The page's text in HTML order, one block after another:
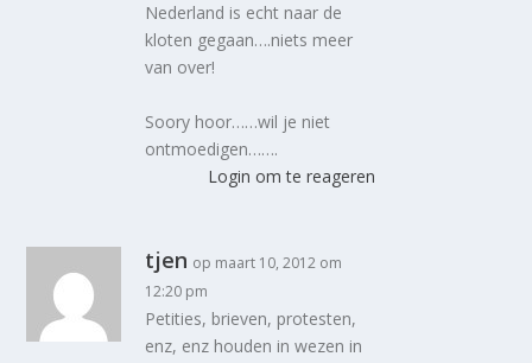
Nederland is echt naar de
kloten gegaan….niets meer
van over!
Soory hoor……wil je niet
ontmoedigen…….
Login om te reageren
tjen op maart 10, 2012 om
12:20 pm
Petities, brieven, protesten,
enz, enz houden in wezen in